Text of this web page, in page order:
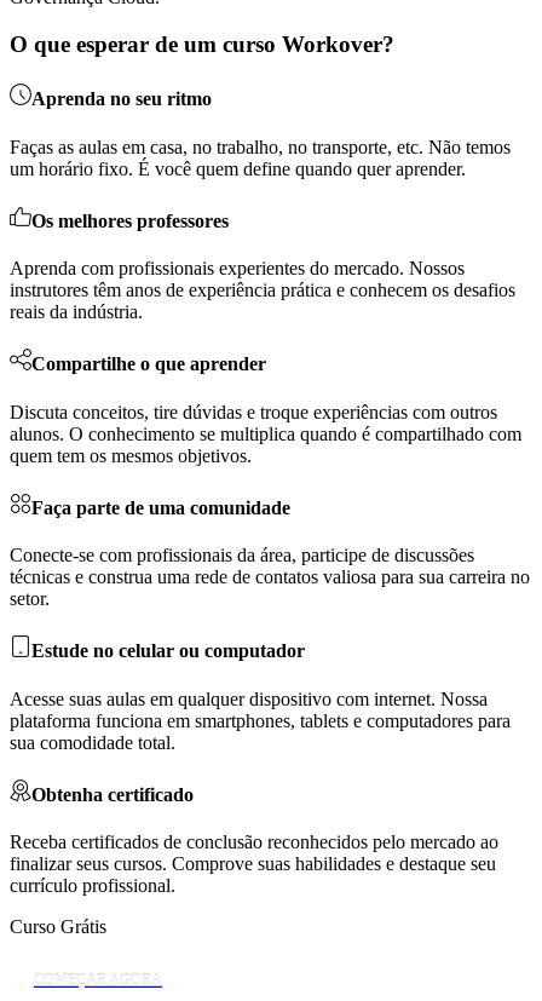
O que esperar de um curso Workover?
Aprenda no seu ritmo
Faças as aulas em casa, no trabalho, no transporte, etc. Não temos
um horário fixo. É você quem define quando quer aprender.
Os melhores professores
Aprenda com profissionais experientes do mercado. Nossos
instrutores têm anos de experiência prática e conhecem os desafios
reais da indústria.
Compartilhe o que aprender
Discuta conceitos, tire dúvidas e troque experiências com outros
alunos. O conhecimento se multiplica quando é compartilhado com
quem tem os mesmos objetivos.
Faça parte de uma comunidade
Conecte-se com profissionais da área, participe de discussões
técnicas e construa uma rede de contatos valiosa para sua carreira no
setor.
Estude no celular ou computador
Acesse suas aulas em qualquer dispositivo com internet. Nossa
plataforma funciona em smartphones, tablets e computadores para
sua comodidade total.
Obtenha certificado
Receba certificados de conclusão reconhecidos pelo mercado ao
finalizar seus cursos. Comprove suas habilidades e destaque seu
currículo profissional.
Curso Grátis
COMEÇAR AGORA